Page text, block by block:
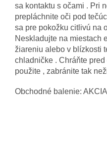
sa kontaktu s očami . Pri
prepláchnite oči pod
sa pre pokožku citlivú na
Neskladujte na miestach
žiareniu alebo v blízkosti
chladničke . Chráňte
použite , zabránite tak
Obchodné balenie: